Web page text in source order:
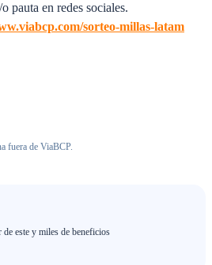
pauta en redes sociales.
sorteo-millas-latam
fuera de ViaBCP.
este y miles de beneficios